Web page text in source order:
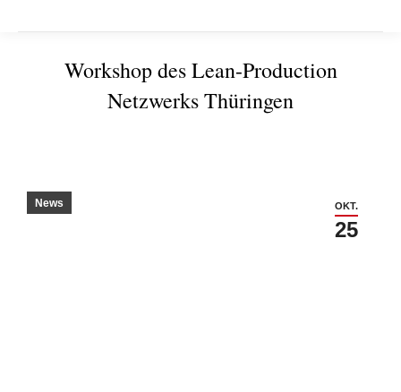
Workshop des Lean-Production
Netzwerks Thüringen
OKT.
25
News